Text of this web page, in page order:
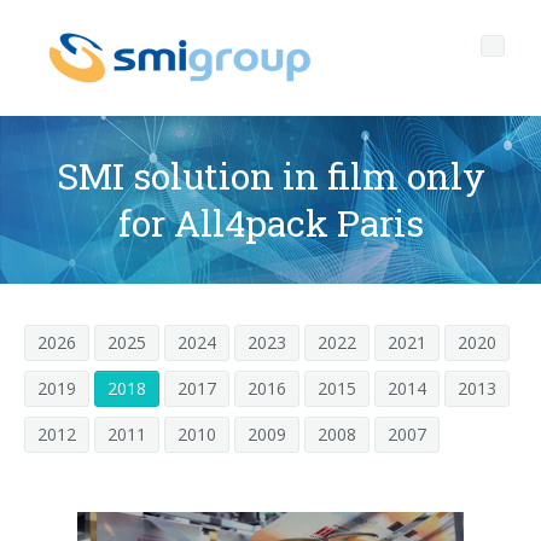
Qui sommes nous
Données clef
Mission
Histoire
Filiales
Governance
Gouvernement d'entreprise
Code Ethique
Qualité, Environnement et Sécurité
General Data Protection Regulation
Durabilité
Bouteilles sans étiquette
rPET
Bouchons attachés
Produits
LIGNES D'EMBOUTEILLAGE
Lignes complètes
SOUFFLEUSES POUR BOUTEILLES PET/ rPET
Après vente
Portail Smyzone
Media center
SMI solution in film only
for All4pack Paris
2026 2025 2024 2023 2022 2021
2020
2019
2018 2017 2016 2015 2014
2013
2012
2011 2010 2009 2008 2007